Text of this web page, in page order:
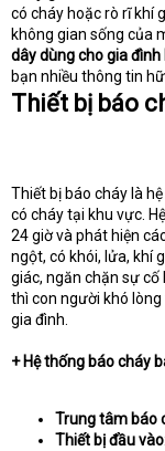
có cháy hoặc rò rĩ khí
không gian sống của
dây dùng cho gia
bạn nhiều thông tin
Thiết bị báo
Thiết bị báo cháy là
có cháy tại khu vực.
24 giờ và phát hiện
ngột, có khói, lửa, khí
giác, ngăn chặn sự cố
thì con người khó
gia đình.
+ Hệ thống báo cháy
Trung tâm báo
Thiết bị đầu vào